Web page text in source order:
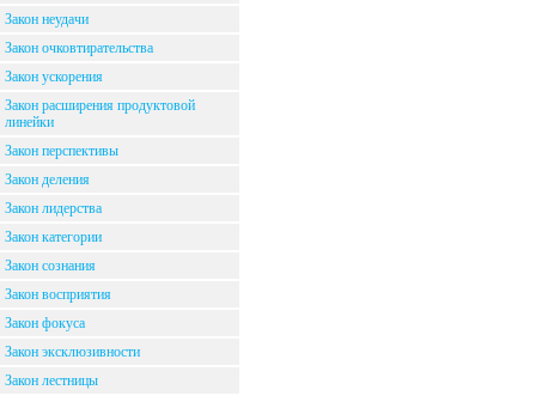
Закон неудачи
Закон очковтирательства
Закон ускорения
Закон расширения продуктовой
линейки
Закон перспективы
Закон деления
Закон лидерства
Закон категории
Закон сознания
Закон восприятия
Закон фокуса
Закон эксклюзивности
Закон лестницы